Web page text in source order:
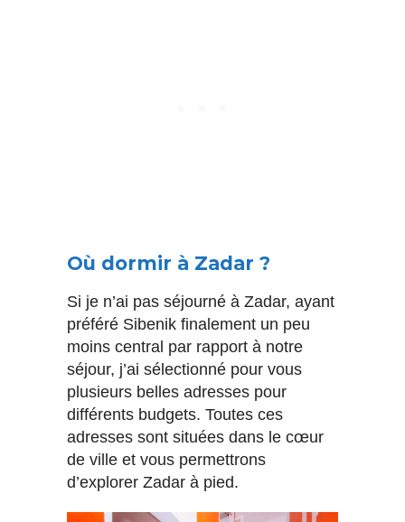
Où dormir à Zadar ?
Si je n’ai pas séjourné à Zadar, ayant
préféré Sibenik finalement un peu
moins central par rapport à notre
séjour, j’ai sélectionné pour vous
plusieurs belles adresses pour
différents budgets. Toutes ces
adresses sont situées dans le cœur
de ville et vous permettrons
d’explorer Zadar à pied.